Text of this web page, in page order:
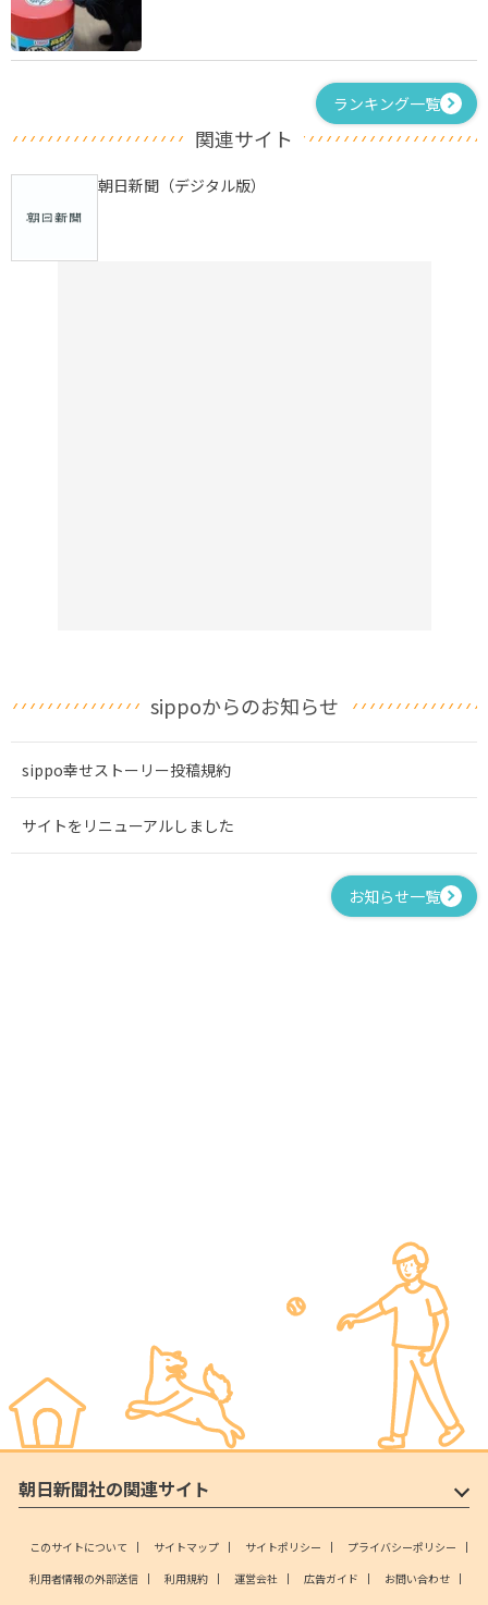
ランキング一覧
関連サイト
朝日新聞（デジタル版）
sippoからのお知らせ
sippo幸せストーリー投稿規約
サイトをリニューアルしました
お知らせ一覧
朝日新聞社の関連サイト
このサイトについて サイトマップ サイトポリシー
プライバシーポリシー
利用者情報の外部送信
利用規約 運営会社 広告ガイド
お問い合わせ